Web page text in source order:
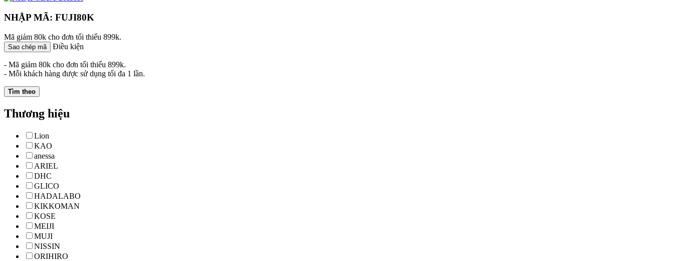
NHẬP MÃ: FUJI80K
Mã giảm 80k cho đơn tối thiểu 899k.
Sao chép mã Điều kiện
- Mã giảm 80k cho đơn tối thiểu 899k.
- Mỗi khách hàng được sử dụng tối đa 1 lần.
Tìm theo
Thương hiệu
Lion
KAO
anessa
ARIEL
DHC
GLICO
HADALABO
KIKKOMAN
KOSE
MEIJI
MUJI
NISSIN
ORIHIRO